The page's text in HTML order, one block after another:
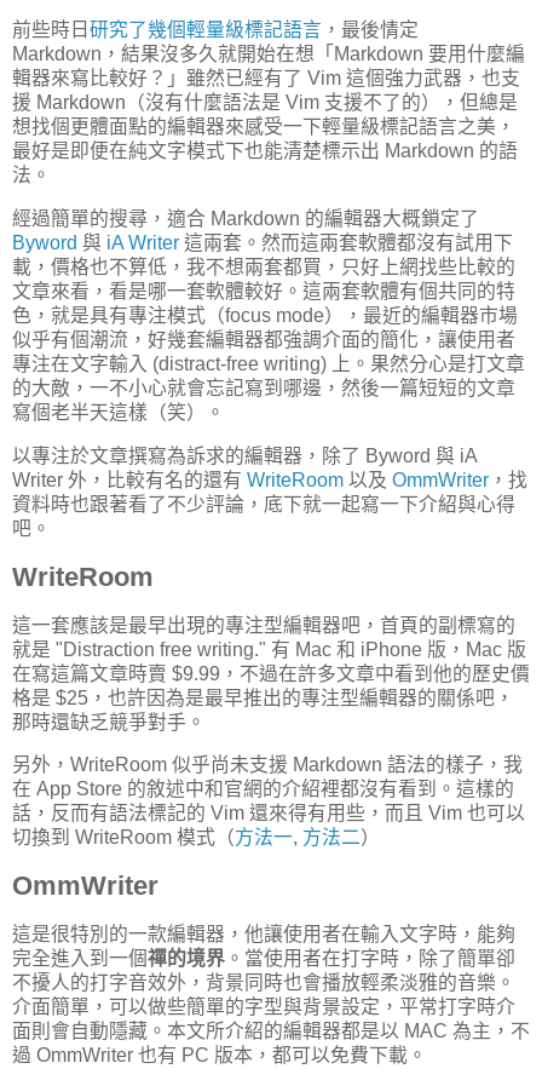
前些時日 研究了幾個輕量級標記語言 ，最後情定
Markdown，結果沒多久就開始在想「Markdown 要用什麼編
輯器來寫比較好？」雖然已經有了 Vim 這個強力武器，也支
援 Markdown（沒有什麼語法是 Vim 支援不了的），但總是
想找個更體面點的編輯器來感受一下輕量級標記語言之美，
最好是即便在純文字模式下也能清楚標示出 Markdown 的語
法。
經過簡單的搜尋，適合 Markdown 的編輯器大概鎖定了
Byword 與 iA Writer 這兩套。然而這兩套軟體都沒有試用下
載，價格也不算低，我不想兩套都買，只好上網找些比較的
文章來看，看是哪一套軟體較好。這兩套軟體有個共同的特
色，就是具有專注模式（focus mode），最近的編輯器市場
似乎有個潮流，好幾套編輯器都強調介面的簡化，讓使用者
專注在文字輸入 (distract-free writing) 上。果然分心是打文章
的大敵，一不小心就會忘記寫到哪邊，然後一篇短短的文章
寫個老半天這樣（笑）。
以專注於文章撰寫為訴求的編輯器，除了 Byword 與 iA
Writer 外，比較有名的還有 WriteRoom 以及 OmmWriter ，找
資料時也跟著看了不少評論，底下就一起寫一下介紹與心得
吧。
WriteRoom
這一套應該是最早出現的專注型編輯器吧，首頁的副標寫的
就是 "Distraction free writing." 有 Mac 和 iPhone 版，Mac 版
在寫這篇文章時賣 $9.99，不過在許多文章中看到他的歷史價
格是 $25，也許因為是最早推出的專注型編輯器的關係吧，
那時還缺乏競爭對手。
另外，WriteRoom 似乎尚未支援 Markdown 語法的樣子，我
在 App Store 的敘述中和官網的介紹裡都沒有看到。這樣的
話，反而有語法標記的 Vim 還來得有用些，而且 Vim 也可以
切換到 WriteRoom 模式（方法一, 方法二）
OmmWriter
這是很特別的一款編輯器，他讓使用者在輸入文字時，能夠
完全進入到一個禪的境界 。當使用者在打字時，除了簡單卻
不擾人的打字音效外，背景同時也會播放輕柔淡雅的音樂。
介面簡單，可以做些簡單的字型與背景設定，平常打字時介
面則會自動隱藏。本文所介紹的編輯器都是以 MAC 為主，不
過 OmmWriter 也有 PC 版本，都可以免費下載。